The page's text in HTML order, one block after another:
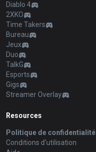
Diablo 4
2XKO
Time Takers
Bureau
Jeux
Duo
TalkG
Esports
Gigs
Streamer Overlay
Resources
Politique de confidentialité
Conditions d'utilisation